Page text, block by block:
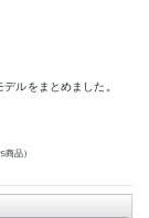
ルをまとめました。
5商品）